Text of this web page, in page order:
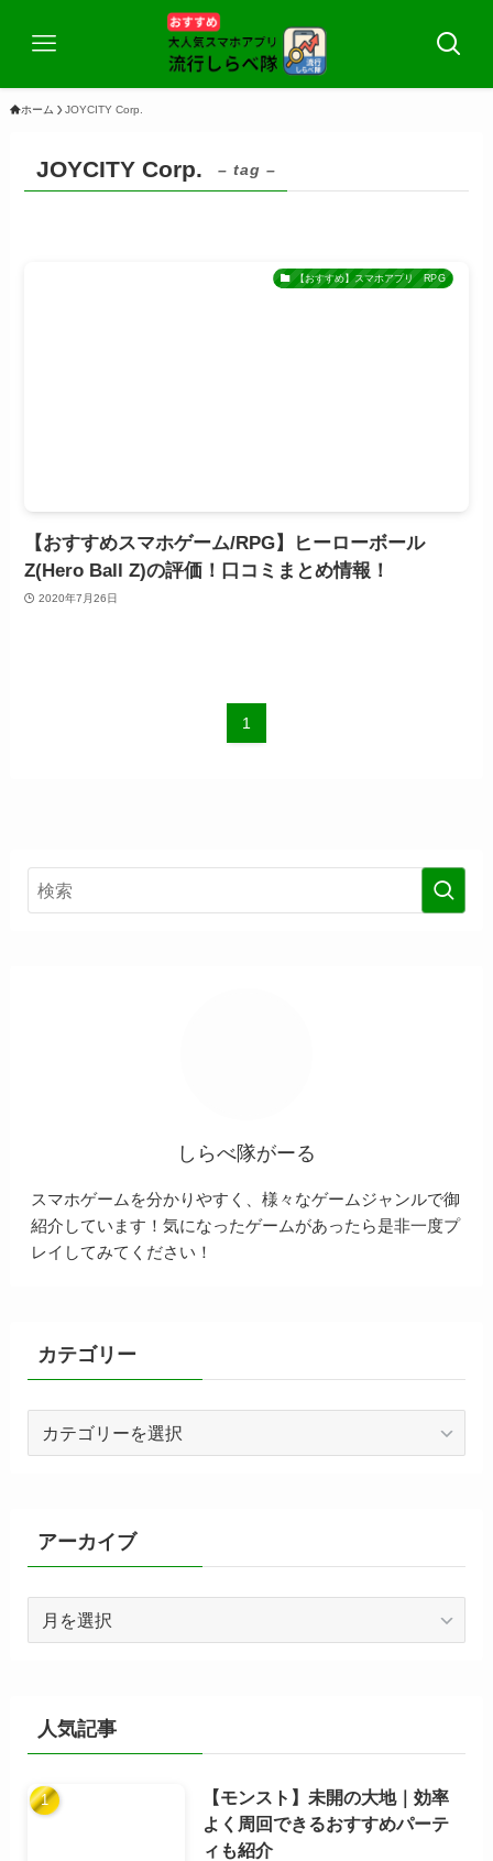
ホーム JOYCITY Corp.
JOYCITY Corp. – tag –
【おすすめ】スマホアプリ RPG
【おすすめスマホゲーム/RPG】ヒーローボール
Z(Hero Ball Z)の評価！口コミまとめ情報！
2020年7月26日
1
しらべ隊がーる
スマホゲームを分かりやすく、様々なゲームジャンルで御
紹介しています！気になったゲームがあったら是非一度プ
レイしてみてください！
カテゴリー
ーアーカイブ
人気記事
【モンスト】未開の大地｜効率
よく周回できるおすすめパーテ
ィも紹介